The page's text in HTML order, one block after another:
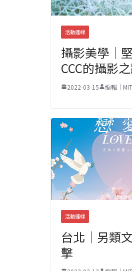
活動連線
攝影美學｜
CCC的攝影
2022-03-15 編輯｜
活動連線
台北｜另類
擊